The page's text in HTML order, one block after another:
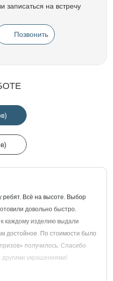
записаться на встречу
Позвонить
ребят. Всё на высоте. Выбор
довольно быстро.
каждому изделию выдали
достойное. По стоимости было
получилось. Спасибо
украшениями!